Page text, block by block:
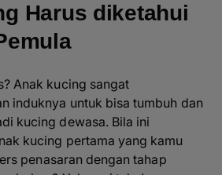
Harus diketahui
Anak kucing sangat
induknya untuk bisa tumbuh dan
kucing dewasa. Bila ini
kucing pertama yang kamu
penasaran dengan tahap